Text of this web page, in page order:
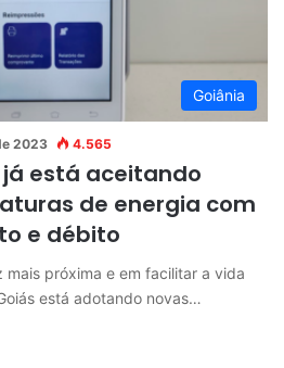
Goiânia
2023 4.565
está aceitando
de energia com
e débito
mais próxima e em facilitar a vida
está adotando novas…